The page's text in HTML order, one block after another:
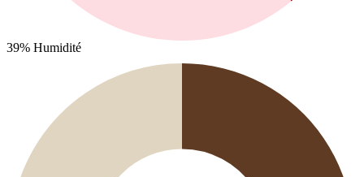
39% Humidité